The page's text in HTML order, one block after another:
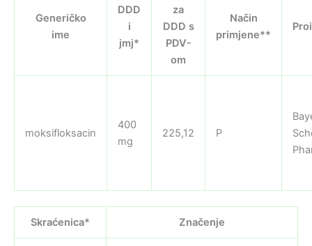
Generičko
ime
DDD
i
jmj*
za
DDD s
PDV-
om
Način
primjene**
moksifloksacin
400
mg
225,12 P
Skraćenica* Značenje